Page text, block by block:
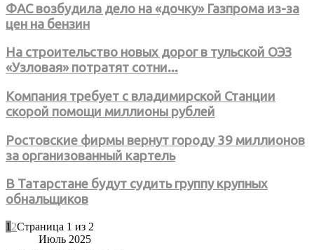
ФАС возбудила дело на «дочку» Газпрома из-за
цен на бензин
На строительство новых дорог в тульской ОЭЗ
«Узловая» потратят сотни...
Компания требует с владимирской Станции
скорой помощи миллионы рублей
Ростовские фирмы вернут городу 39 миллионов
за организованный картель
В Татарстане будут судить группу крупных
обнальщиков
1 2Страница 1 из 2
Июль 2025